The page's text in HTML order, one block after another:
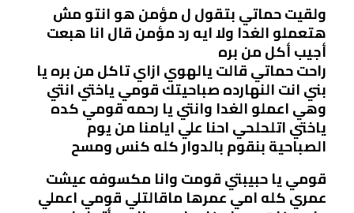
ولقيت حماتي بتقول ل مؤمن هو انتو مش
هتعملو الغدا ولا ايه رد مؤمن قال انا هبعت
أجيب أكل من بره
راحت حماتي قالت يالهوي ازاي تاكل من بره يا
بني انت النهارده صباحيتك قومي ياختي انتي
وهي اعملو الغدا وانتي يا رحمه قومي كده
ياختي اتلحلحي احنا علي ايامنا من يوم
الصباحية بنقوم بالدوار كله كنس ومسح
قومي يا حبيبتي قومت وانا مكسوفه عيشت
عمري كله امي عمرها ماقالتلي قومي اعملي